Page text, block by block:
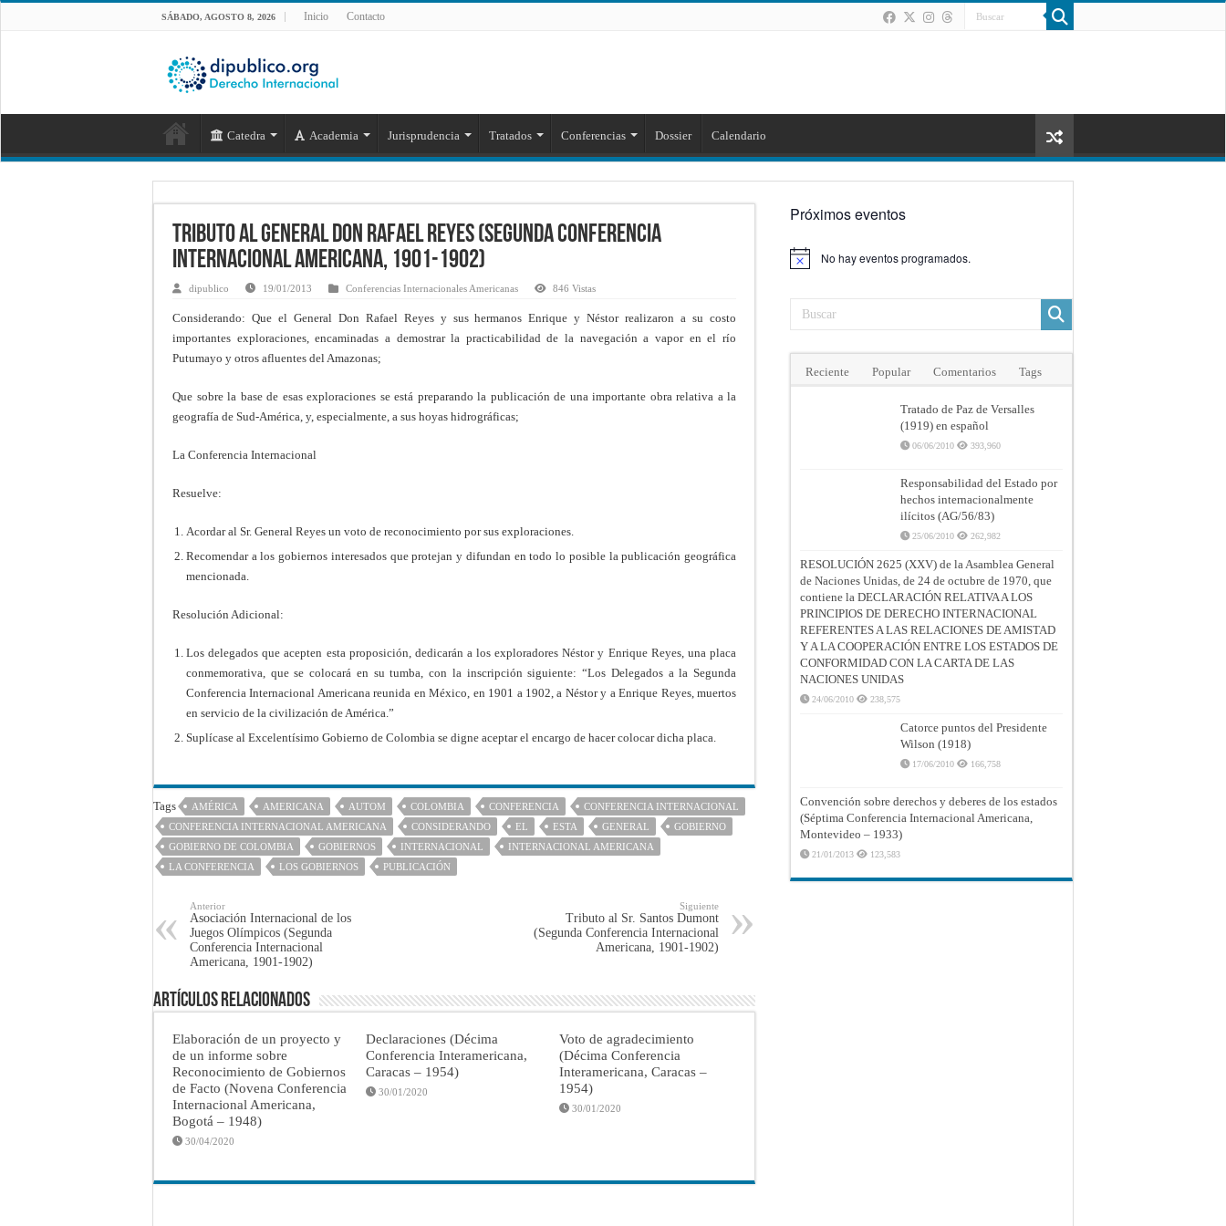
SÁBADO, AGOSTO 8, 2026 Inicio Contacto
Catedra Academia Jurisprudencia Tratados Conferencias Dossier Calendario
Tributo al General Don Rafael Reyes (Segunda Conferencia
Internacional Americana, 1901-1902)
dipublico 19/01/2013 Conferencias Internacionales Americanas 846 Vistas
Considerando: Que el General Don Rafael Reyes y sus hermanos Enrique y Néstor realizaron a su costo
importantes exploraciones, encaminadas a demostrar la practicabilidad de la navegación a vapor en el río
Putumayo y otros afluentes del Amazonas;
Que sobre la base de esas exploraciones se está preparando la publicación de una importante obra relativa a la
geografía de Sud-América, y, especialmente, a sus hoyas hidrográficas;
La Conferencia Internacional
Resuelve:
Acordar al Sr. General Reyes un voto de reconocimiento por sus exploraciones.
Recomendar a los gobiernos interesados que protejan y difundan en todo lo posible la publicación geográfica
mencionada.
Resolución Adicional:
Los delegados que acepten esta proposición, dedicarán a los exploradores Néstor y Enrique Reyes, una placa
conmemorativa, que se colocará en su tumba, con la inscripción siguiente: “Los Delegados a la Segunda
Conferencia Internacional Americana reunida en México, en 1901 a 1902, a Néstor y a Enrique Reyes, muertos
en servicio de la civilización de América.”
Suplícase al Excelentísimo Gobierno de Colombia se digne aceptar el encargo de hacer colocar dicha placa.
Tags AMÉRICA AMERICANA AUTOM COLOMBIA CONFERENCIA
CONFERENCIA INTERNACIONAL
CONFERENCIA INTERNACIONAL AMERICANA
CONSIDERANDO EL ESTA GENERAL
GOBIERNO
GOBIERNO DE COLOMBIA
GOBIERNOS INTERNACIONAL
INTERNACIONAL AMERICANA
LA CONFERENCIA
LOS GOBIERNOS PUBLICACIÓN
Anterior
Asociación Internacional de los
Juegos Olímpicos (Segunda
Conferencia Internacional
Americana, 1901-1902)
Siguiente
Tributo al Sr. Santos Dumont
(Segunda Conferencia Internacional
Americana, 1901-1902)
Artículos Relacionados
Elaboración de un proyecto y
de un informe sobre
Reconocimiento de Gobiernos
de Facto (Novena Conferencia
Internacional Americana,
Bogotá – 1948)
30/04/2020
Declaraciones (Décima
Conferencia Interamericana,
Caracas – 1954)
30/01/2020
Voto de agradecimiento
(Décima Conferencia
Interamericana, Caracas –
1954)
30/01/2020
Próximos eventos
Aviso No hay eventos programados.
Reciente Popular Comentarios Tags
Tratado de Paz de Versalles
(1919) en español
06/06/2010 393,960
Responsabilidad del Estado por
hechos internacionalmente
ilícitos (AG/56/83)
25/06/2010 262,982
RESOLUCIÓN 2625 (XXV) de la Asamblea General
de Naciones Unidas, de 24 de octubre de 1970, que
contiene la DECLARACIÓN RELATIVA A LOS
PRINCIPIOS DE DERECHO INTERNACIONAL
REFERENTES A LAS RELACIONES DE AMISTAD
Y A LA COOPERACIÓN ENTRE LOS ESTADOS DE
CONFORMIDAD CON LA CARTA DE LAS
NACIONES UNIDAS
24/06/2010 238,575
Catorce puntos del Presidente
Wilson (1918)
17/06/2010 166,758
Convención sobre derechos y deberes de los estados
(Séptima Conferencia Internacional Americana,
Montevideo – 1933)
21/01/2013 123,583